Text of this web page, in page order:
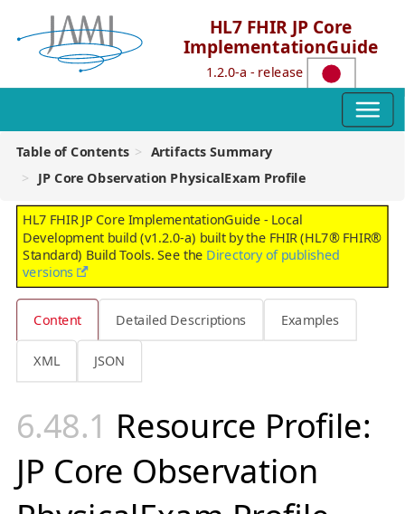
HL7 FHIR JP Core
ImplementationGuide
1.2.0-a - release
Table of Contents Artifacts Summary
JP Core Observation PhysicalExam Profile
HL7 FHIR JP Core ImplementationGuide - Local
Development build (v1.2.0-a) built by the FHIR (HL7® FHIR®
Standard) Build Tools. See the Directory of published
versions
Content Detailed Descriptions Examples
XML JSON
Resource Profile:
JP Core Observation